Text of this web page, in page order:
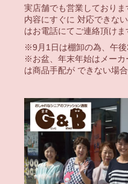
実店舗でも営業しており
内容にすぐに 対応できな
はお電話にてご連絡頂けま
※9月1日は棚卸の為、午後
※お盆、年末年始はメーカ
は商品手配が できない場合